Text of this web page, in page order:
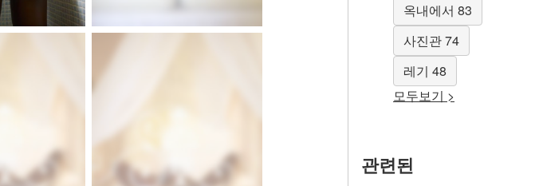
옥내에서 83
사진관 74
레기 48
모두보기 >
관련된